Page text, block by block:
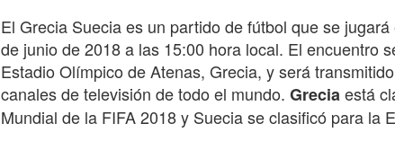
El Grecia Suecia es un partido de fútbol que se
de junio de 2018 a las 15:00 hora local. El encuentro
Estadio Olímpico de Atenas, Grecia, y será
canales de televisión de todo el mundo. Greciaestá
Mundial de la FIFA 2018 y Suecia se clasificó para la